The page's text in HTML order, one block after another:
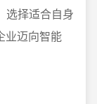
选择适合自身
业迈向智能